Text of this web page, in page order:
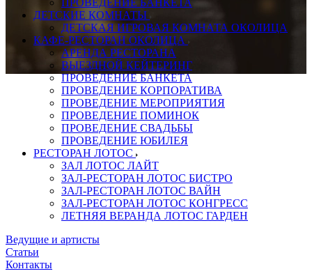
ПРОВЕДЕНИЕ БАНКЕТА
ДЕТСКИЕ КОМНАТЫ
ДЕТСКАЯ ИГРОВАЯ КОМНАТА ОКОЛИЦА
КАФЕ-РЕСТОРАН ОКОЛИЦА
АРЕНДА РЕСТОРАНА
ВЫЕЗДНОЙ КЕЙТЕРИНГ
ПРОВЕДЕНИЕ БАНКЕТА
ПРОВЕДЕНИЕ КОРПОРАТИВА
ПРОВЕДЕНИЕ МЕРОПРИЯТИЯ
ПРОВЕДЕНИЕ ПОМИНОК
ПРОВЕДЕНИЕ СВАДЬБЫ
ПРОВЕДЕНИЕ ЮБИЛЕЯ
РЕСТОРАН ЛОТОС
ЗАЛ ЛОТОС ЛАЙТ
ЗАЛ-РЕСТОРАН ЛОТОС БИСТРО
ЗАЛ-РЕСТОРАН ЛОТОС ВАЙН
ЗАЛ-РЕСТОРАН ЛОТОС КОНГРЕСС
ЛЕТНЯЯ ВЕРАНДА ЛОТОС ГАРДЕН
Ведущие и артисты
Статьи
Контакты